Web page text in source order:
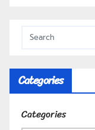
Categories
Categories